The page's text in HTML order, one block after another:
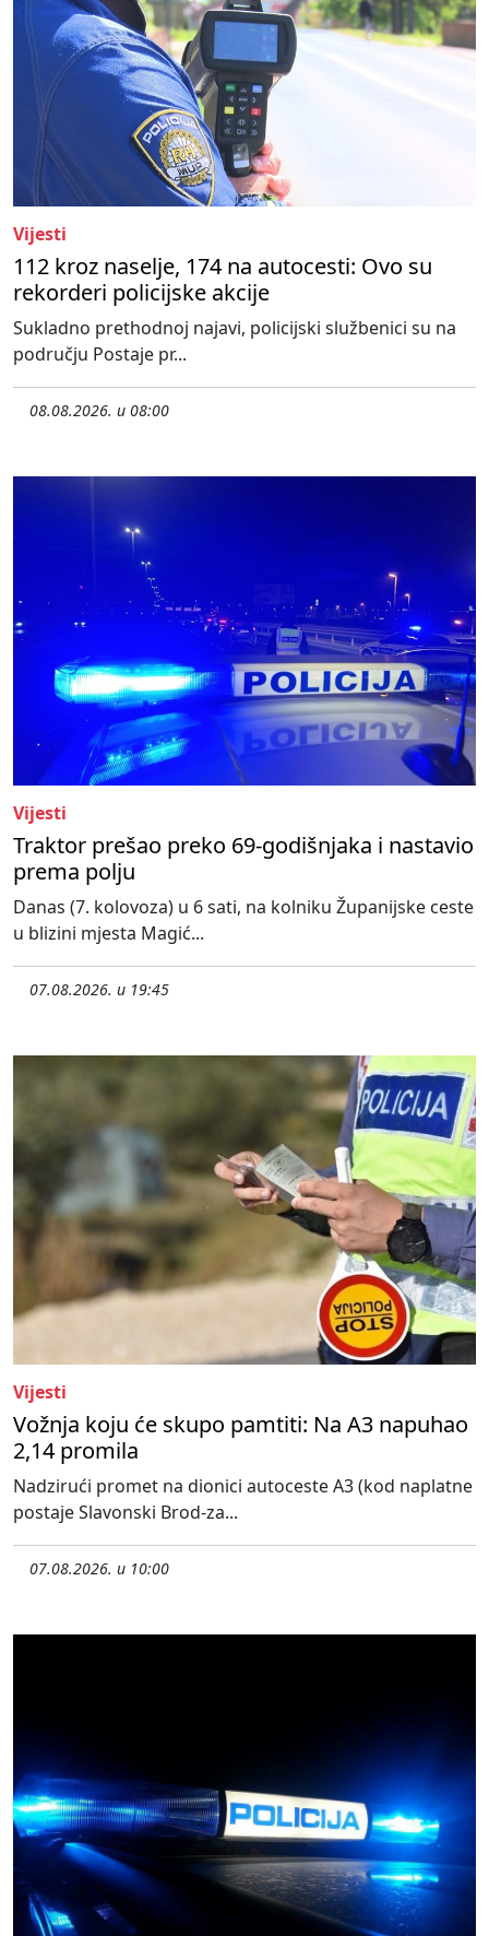
Vijesti
112 kroz naselje, 174 na autocesti: Ovo su
rekorderi policijske akcije
Sukladno prethodnoj najavi, policijski službenici su na
području Postaje pr...
08.08.2026. u 08:00
Vijesti
Traktor prešao preko 69-godišnjaka i nastavio
prema polju
Danas (7. kolovoza) u 6 sati, na kolniku Županijske ceste
u blizini mjesta Magić...
07.08.2026. u 19:45
Vijesti
Vožnja koju će skupo pamtiti: Na A3 napuhao
2,14 promila
Nadzirući promet na dionici autoceste A3 (kod naplatne
postaje Slavonski Brod-za...
07.08.2026. u 10:00